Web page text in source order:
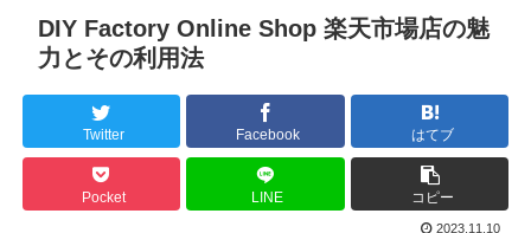
DIY Factory Online Shop 楽天市場店の魅
力とその利用法
Twitter Facebook はてブ
Pocket LINE コピー
2023.11.10